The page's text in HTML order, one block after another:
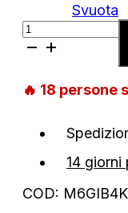
Svuota
T-
shirt
logo
quantità
🔥 18 persone
14 giorni
COD: